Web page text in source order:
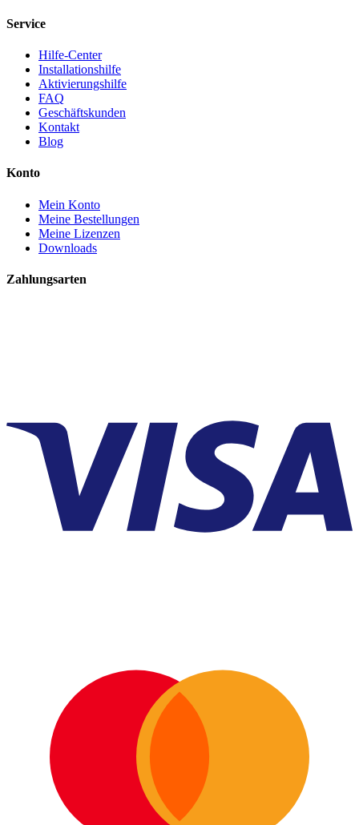
Service
Hilfe-Center
Installationshilfe
Aktivierungshilfe
FAQ
Geschäftskunden
Kontakt
Blog
Konto
Mein Konto
Meine Bestellungen
Meine Lizenzen
Downloads
Zahlungsarten